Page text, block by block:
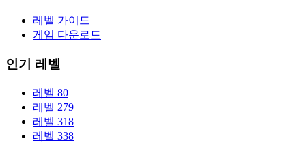
레벨 가이드
게임 다운로드
인기 레벨
레벨 80
레벨 279
레벨 318
레벨 338